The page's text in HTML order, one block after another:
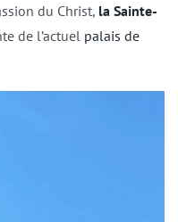
du Christ, la Sainte-
de l’actuel palais de